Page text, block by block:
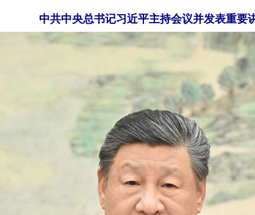
中共中央总书记习近平主持会议并发表重要